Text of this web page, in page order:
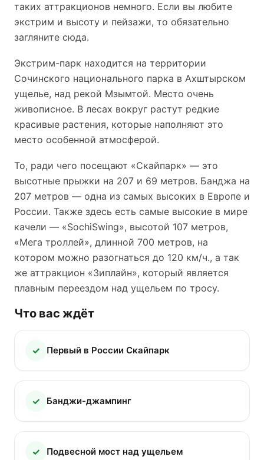
таких аттракционов немного. Если вы любите
экстрим и высоту и пейзажи, то обязательно
загляните сюда.
Экстрим-парк находится на территории
Сочинского национального парка в Ахштырском
ущелье, над рекой Мзымтой. Место очень
живописное. В лесах вокруг растут редкие
красивые растения, которые наполняют это
место особенной атмосферой.
То, ради чего посещают «Скайпарк» — это
высотные прыжки на 207 и 69 метров. Банджа на
207 метров — одна из самых высоких в Европе и
России. Также здесь есть самые высокие в мире
качели — «SochiSwing», высотой 107 метров,
«Мега троллей», длинной 700 метров, на
котором можно разогнаться до 120 км/ч., а так
же аттракцион «Зиплайн», который является
плавным переездом над ущельем по тросу.
Что вас ждёт
Первый в России Скайпарк
Банджи-джампинг
Подвесной мост над ущельем